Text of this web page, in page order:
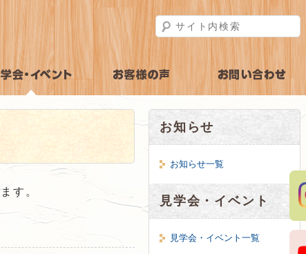
検索
学予約
す。
お知らせ
お知らせ一覧
見学会・イベント
見学会・イベント一覧